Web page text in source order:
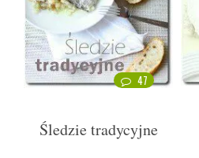
47
Śledzie tradycyjne